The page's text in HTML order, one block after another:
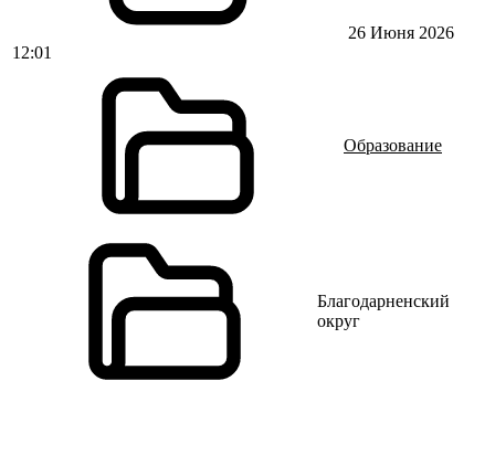
26 Июня 2026
12:01
Образование
Благодарненский
округ